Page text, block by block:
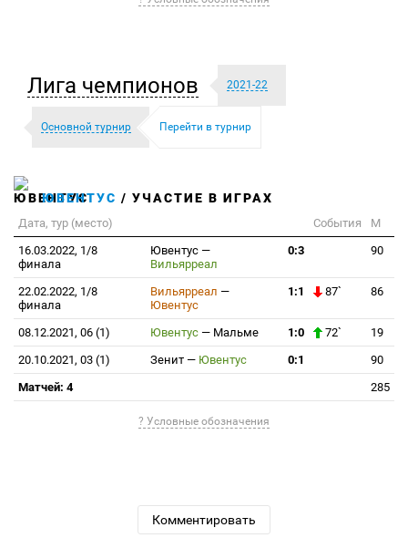
Лига чемпионов 2021-22
Основной турнир Перейти в турнир
ЮВЕНТУС / УЧАСТИЕ В ИГРАХ
Дата, тур (место) События
М
16.03.2022, 1/8
финала
Ювентус —
Вильярреал
0:3 90
22.02.2022, 1/8
финала
Вильярреал —
Ювентус
1:1 87` 86
08.12.2021, 06 (1) Ювентус — Мальме 1:0 72`
19
20.10.2021, 03 (1)
Зенит — Ювентус 0:1
90
Матчей: 4
285
? Условные обозначения
Комментировать